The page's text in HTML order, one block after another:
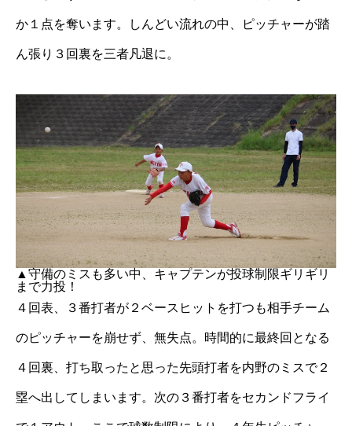
か１点を奪います。しんどい流れの中、ピッチャーが踏
ん張り３回裏を三者凡退に。
▲守備のミスも多い中、キャプテンが投球制限ギリギリ
まで力投！
４回表、３番打者が２ベースヒットを打つも相手チーム
のピッチャーを崩せず、無失点。時間的に最終回となる
４回裏、打ち取ったと思った先頭打者を内野のミスで２
塁へ出してしまいます。次の３番打者をセカンドフライ